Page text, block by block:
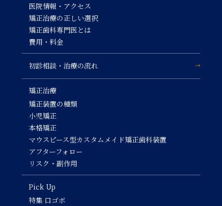
医院情報・アクセス
矯正治療の正しい選択
矯正歯科専門医とは
費用・料金
初診相談・治療の流れ
矯正治療
矯正装置の種類
小児矯正
本格矯正
マウスピース型カスタムメイド矯正歯科装置
アフターフォロー
リスク・副作用
Pick Up
特集 口ゴボ